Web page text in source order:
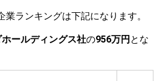
ランキングは下記になります。
ールディングス社の956万円 とな